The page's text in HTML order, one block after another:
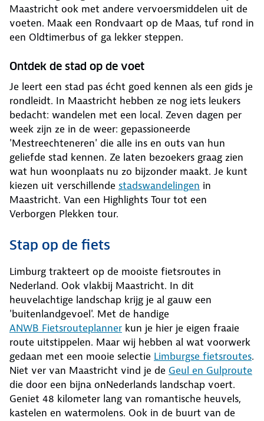
Maastricht ook met andere vervoersmiddelen uit de
voeten. Maak een Rondvaart op de Maas, tuf rond in
een Oldtimerbus of ga lekker steppen.
Ontdek de stad op de voet
Je leert een stad pas écht goed kennen als een gids je
rondleidt. In Maastricht hebben ze nog iets leukers
bedacht: wandelen met een local. Zeven dagen per
week zijn ze in de weer: gepassioneerde
'Mestreechteneren' die alle ins en outs van hun
geliefde stad kennen. Ze laten bezoekers graag zien
wat hun woonplaats nu zo bijzonder maakt. Je kunt
kiezen uit verschillende stadswandelingen in
Maastricht. Van een Highlights Tour tot een
Verborgen Plekken tour.
Stap op de fiets
Limburg trakteert op de mooiste fietsroutes in
Nederland. Ook vlakbij Maastricht. In dit
heuvelachtige landschap krijg je al gauw een
'buitenlandgevoel'. Met de handige
ANWB Fietsrouteplanner kun je hier je eigen fraaie
route uitstippelen. Maar wij hebben al wat voorwerk
gedaan met een mooie selectie Limburgse fietsroutes.
Niet ver van Maastricht vind je de Geul en Gulproute
die door een bijna onNederlands landschap voert.
Geniet 48 kilometer lang van romantische heuvels,
kastelen en watermolens. Ook in de buurt van de